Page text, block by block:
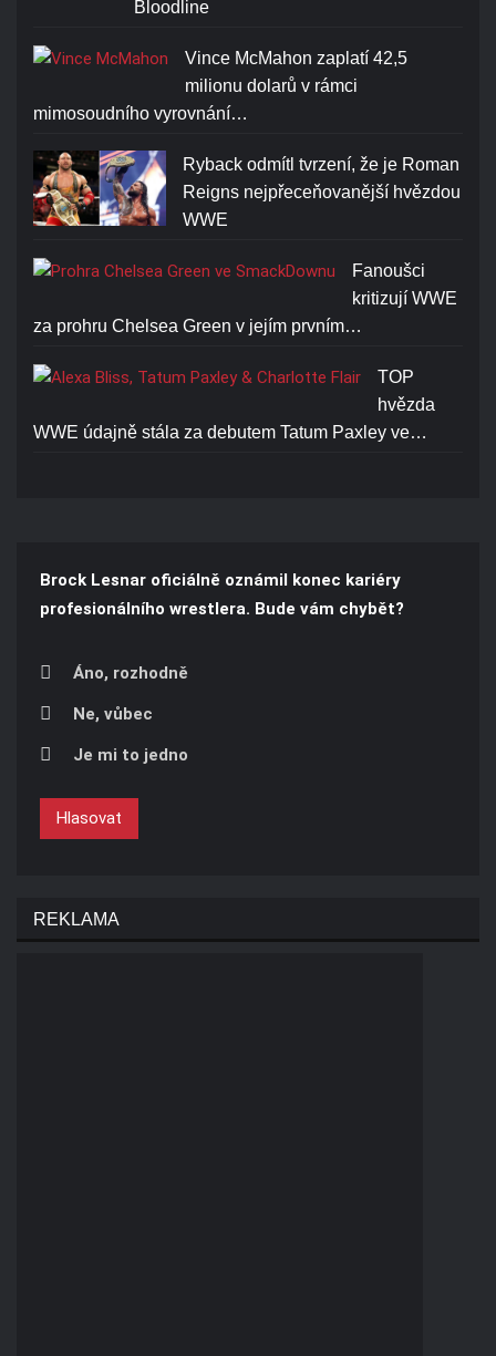
Bloodline
Vince McMahon zaplatí 42,5
milionu dolarů v rámci
mimosoudního vyrovnání…
Ryback odmítl tvrzení, že je Roman
Reigns nejpřeceňovanější hvězdou
WWE
Fanoušci
kritizují WWE
za prohru Chelsea Green v jejím prvním…
TOP
hvězda
WWE údajně stála za debutem Tatum Paxley ve…
Brock Lesnar oficiálně oznámil konec kariéry
profesionálního wrestlera. Bude vám chybět?
Áno, rozhodně
Ne, vůbec
Je mi to jedno
Hlasovat
REKLAMA